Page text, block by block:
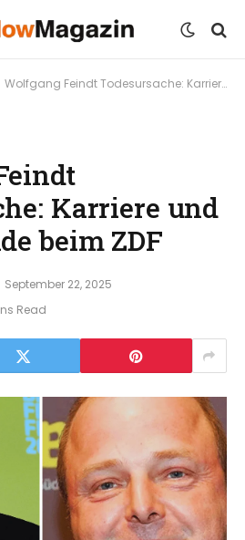
Wolfgang Feindt Todesursache: Karriere und Hintergründe beim ZDF
Karriere und
beim ZDF
September 22, 2025
Read